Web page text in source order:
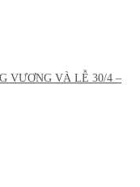
VƯƠNG VÀ LỄ 30/4 –